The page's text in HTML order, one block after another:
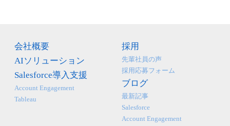
会社概要
AIソリューション
Salesforce導入支援
Account Engagement
Tableau
採用
先輩社員の声
採用応募フォーム
ブログ
最新記事
Salesforce
Account Engagement